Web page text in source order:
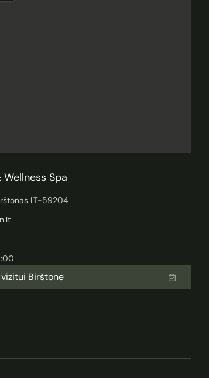
Spa
LT-59204
Birštone